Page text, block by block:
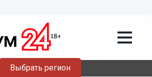
Выбрать регион
памятник солдату ВОВ
в поселке Тонкино